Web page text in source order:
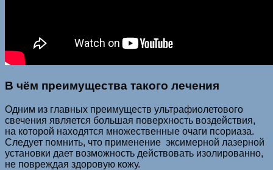
В чём преимущества такого лечения
Одним из главных преимуществ ультрафиолетового
свечения является большая поверхность воздействия,
на которой находятся множественные очаги псориаза.
Следует помнить, что применение эксимерной лазерной
установки дает возможность действовать изолированно,
не повреждая здоровую кожу.